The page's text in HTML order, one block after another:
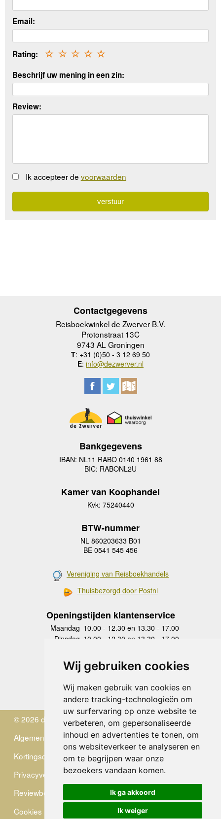
Wij gebruiken cookies
Wij maken gebruik van cookies en
andere tracking-technologieën om
uw surfervaring op onze website te
verbeteren, om gepersonaliseerde
inhoud en advertenties te tonen, om
ons websiteverkeer te analyseren en
om te begrijpen waar onze
bezoekers vandaan komen.
Ik ga akkoord
Ik weiger
Email:
Rating: ☆
☆
☆
☆
☆
Beschrijf uw mening in een zin:
Review:
Ik accepteer de voorwaarden
Contactgegevens
Reisboekwinkel de Zwerver B.V.
Protonstraat 13C
9743 AL Groningen
T: +31 (0)50 - 3 12 69 50
E: info@dezwerver.nl
Bankgegevens
IBAN: NL11 RABO 0140 1961 88
BIC: RABONL2U
Kamer van Koophandel
Kvk: 75240440
BTW-nummer
NL 860203633 B01
BE 0541 545 456
Vereniging van Reisboekhandels
Thuisbezorgd door Postnl
Openingstijden klantenservice
Maandag 10.00 - 12.30 en 13.30 - 17.00
Dinsdag 10.00 - 12.30 en 13.30 - 17.00
Donderdag
10.00 - 12.30 en 13.30 - 17.00
Vrijdag 10.00 - 12.30 en 13.30 - 17.00
Zaterdag
gesloten
Zondag gesloten
© 2026 de Zwerver
Algemene Voorwaarden
Kortingscode
Privacyverklaring
Reviewbeleid
Cookies